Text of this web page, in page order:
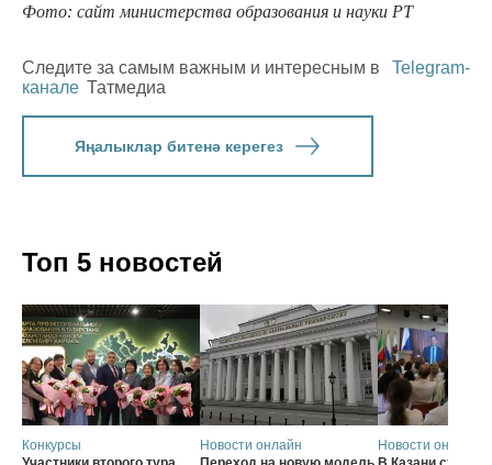
Фото: сайт министерства образования и науки РТ
Следите за самым важным и интересным в
Telegram-
канале Татмедиа
Яңалыклар битенә керегез
Топ 5 новостей
Конкурсы
Новости онлайн
Новости онлайн